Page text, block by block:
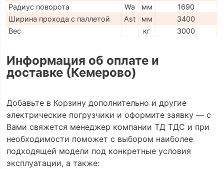
Радиус поворота
Wa мм
1690
Ширина прохода с паллетой
Ast мм
3400
Вес
кг 3000
Информация об оплате и
доставке (Кемерово)
Добавьте в Корзину дополнительно и другие
электрические погрузчики и оформите заявку — с
Вами свяжется менеджер компании ТД ТДС и при
необходимости поможет с выбором наиболее
подходящей модели под конкретные условия
эксплуатации, а также: